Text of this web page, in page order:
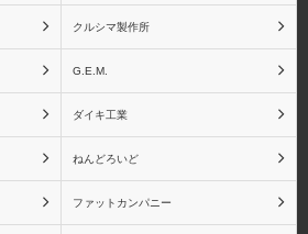
クルシマ製作所
G.E.M.
ダイキ工業
ねんどろいど
ファットカンパニー